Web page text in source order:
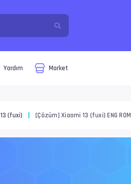
Yardım Market
(fuxi) [Çözüm] Xiaomi 13 (fuxi) ENG ROM